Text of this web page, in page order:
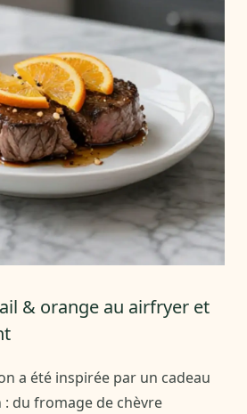
& orange au airfryer et
a été inspirée par un cadeau
: du fromage de chèvre